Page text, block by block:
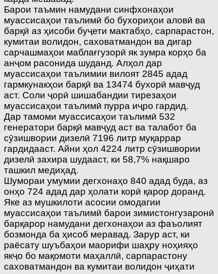
Барои таъмин намудани синфхонаҳои
муассисаҳои таълимӣ бо бухориҳои аловӣ ва
барқӣ аз ҳисоби буҷети мактабҳо, сарпарастон,
кумитаи волидон, саховатмандон ва дигар
сарчашмаҳои маблағгузорӣ як зумра корҳо ба
анҷом расонида шуданд. Алҳол дар
муассисаҳои таълимии вилоят 2845 адад
гармкунакҳои барқӣ ва 13474 бухорӣ мавҷуд
аст. Соли ҷорӣ шишабандии тирезаҳои
муассисаҳои таълимӣ пурра иҷро гардид.
Дар тамоми муассисаҳои таълимӣ 532
генератори барқӣ мавҷуд аст ва талабот ба
сӯзишвории дизелӣ 7196 литр муқаррар
гардидааст. Айни ҳол 4224 литр сӯзишвории
дизелӣ захира шудааст, ки 58,7% нақшаро
ташкил медиҳад.
Шумораи умумии дегхонаҳо 840 адад буда, аз
онҳо 724 адад дар ҳолати корӣ қарор доранд.
Яке аз мушкилоти асосии омодагии
муассисаҳои таълимӣ барои зимистонгузаронӣ
барқарор намудани дегхонаҳои аз фаъолият
бозмонда ба ҳисоб меравад. Зарур аст, ки
раёсату шуъбаҳои маорифи шаҳру ноҳияҳо
якҷо бо мақомоти маҳаллӣ, сарпарастону
саховатмандон ва кумитаи волидон ҷиҳати